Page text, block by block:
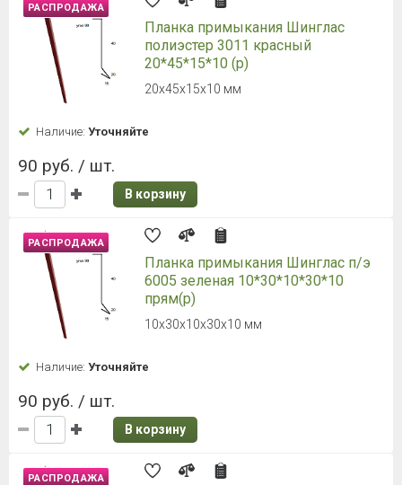
РАСПРОДАЖА
Планка примыкания Шинглас
полиэстер 3011 красный
20*45*15*10 (р)
20х45х15х10 мм
Наличие: Уточняйте
90 руб. / шт.
В корзину
РАСПРОДАЖА
Планка примыкания Шинглас п/э
6005 зеленая 10*30*10*30*10
прям(р)
10х30х10х30х10 мм
Наличие: Уточняйте
90 руб. / шт.
В корзину
РАСПРОДАЖА